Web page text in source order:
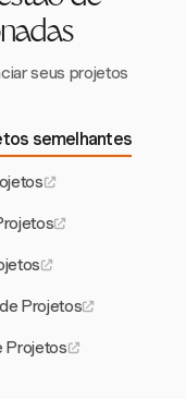
seus projetos
semelhantes
Projetos
Projetos